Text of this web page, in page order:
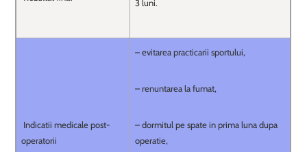
3 luni.
Indicatii medicale post-
operatorii
– evitarea practicarii sportului,
– renuntarea la fumat,
– dormitul pe spate in prima luna dupa
operatie,